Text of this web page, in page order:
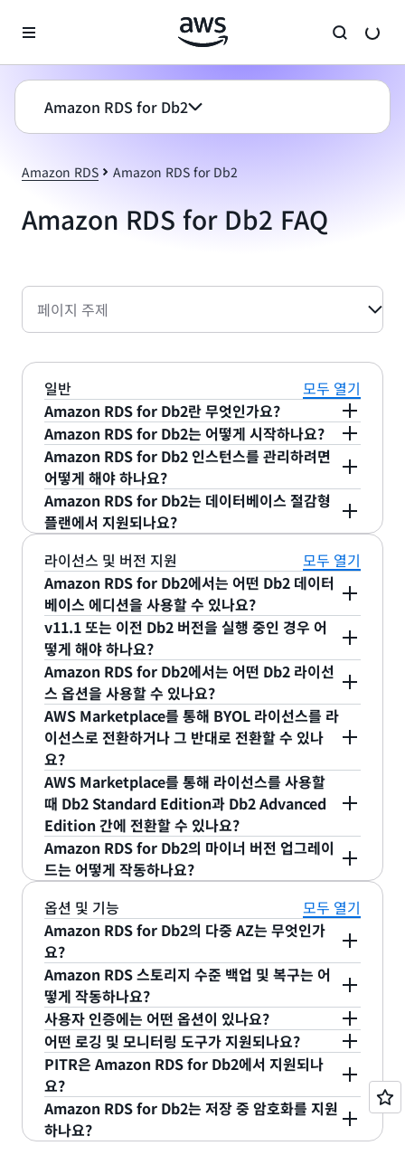
Amazon RDS for Db2
Amazon RDS Amazon RDS for Db2
Amazon RDS for Db2 FAQ
페이지 주제
일반
모두 열기
Amazon RDS for Db2란 무엇인가요?
Amazon Relational Database Service(RDS) for
Db2는 클라우드에서 Db2 배포를 손쉽게 설정, 운영
및 크기 조정할 수 있게 하는 완전관리형, 고가용성의
안전한관계형 데이터베이스엔진입니다.
Amazon RDS for Db2는 어떻게 시작하나요?
AWS Management Console, AWS Command
Line Interface(AWS CLI) 또는 AWS
CloudFormation을 사용해 새로운 Amazon RDS
for Db2 데이터베이스 인스턴스를 생성하여 시작할
수 있습니다. 자세한 내용은
Amazon RDS 인터페이
스 설명서를 참조하세요.
Amazon RDS for Db2 인스턴스를 관리하려면
어떻게 해야 하나요?
AWS Management Console 또는 AWS CLI를 사
용하여 인스턴스를 관리할 수 있습니다. 또한
Amazon CloudWatch를 사용하여
RDS 인스턴스
성능을 모니터링하고Amazon RDS Enhanced
Monitoring을 통해 이벤트 및 로그 활동을 모니터링
할 수 있습니다.
Amazon RDS for Db2는 데이터베이스 절감형
플랜에서 지원되나요?
예. Amazon RDS for Db2 사용량에 대한 데이터베
이스 절감형 플랜을 구매하고 1년 기간에 일정 사용
량을 약정하면 비용을 최대 20% 절감할 수 있습니
다. 적격 사용량에 대한 추가 정보는데이터베이스 절
감형 플랜 요금에서 확인할 수 있습니다.
라이선스 및 버전 지원
모두 열기
Amazon RDS for Db2에서는 어떤 Db2 데이터
베이스 에디션을 사용할 수 있나요?
Amazon RDS for Db2는 Linux, Unix 및
Windows(LUW) 데이터베이스용 Db2 v11.5.9의
Db2 Standard 및 Advanced 에디션을 지원합니다.
v11.1 또는 이전 Db2 버전을 실행 중인 경우 어
떻게 해야 하나요?
v11.1을 사용하는 경우 Amazon RDS for Db2는
v11.1의 스냅샷에서 Amazon RDS for Db2 인스턴
스로의 백업 및 복원을 통해 마이그레이션을 지원합
니다. v11.1 이전 버전을 사용 중인 경우 Amazon
RDS for Db2로 마이그레이션하기 전에 v11.5로 업
그레이드하는 것이 좋습니다.
Amazon RDS for Db2에서는 어떤 Db2 라이선
스 옵션을 사용할 수 있나요?
Amazon RDS for Db2는 기존 보유 라이선스 사용
(BYOL) 모델과 AWS Marketplace를 통해 시간당
라이선스를 구독할 수 있는 기능을 제공합니다.
BYOL을 사용하면 Amazon RDS에서 기존 Db2 라
이선스를 사용할 수 있지만, AWS Marketplace를 통
한 라이선스는 새로운 Db2 라이선스이므로 코어당
시간당 요금으로 사용한 만큼만 비용을 지불하면 됩
니다.
AWS Marketplace를 통해 BYOL 라이선스를 라
이선스로 전환하거나 그 반대로 전환할 수 있나
요?
예. 특정 시점 복원을 사용하고 복원 시 원하는 라이
선스 유형을 선택하여 AWS Marketplace를 통해
BYOL과 라이선스 간에 전환할 수 있습니다. 참고: 라
이선스 유형을 전환할 때는 다운타임이 필요합니다.
AWS Marketplace를 통해 라이선스를 사용할
때 Db2 Standard Edition과 Db2 Advanced
Edition 간에 전환할 수 있나요?
예. 특정 시점 복원을 사용하고 복원할 때 원하는 에
디션을 선택하여 Db2Standard Edition과 Db2
Advanced Edition
간에 전환할 수 있습니다. 참고:
데이터베이스 버전을 전환할 때는 다운타임이 필요합
니다.
Amazon RDS for Db2의 마이너 버전 업그레이
드는 어떻게 작동하나요?
마이너 버전 업그레이드의 경우
엔진 버전을 수동으
로 수정하도록 선택하거나 자동 마이너 버전 업그레
이드
옵션 및 기능
모두 열기
Amazon RDS for Db2의 다중 AZ는 무엇인가
요?
Amazon RDS for Db2는 기본 데이터베이스와 동일
한 AWS 리전에 하나의 예비 복제본을 다른 가용 영
역(AZ)에 배치하여다중 AZ 배포를 제공합니다. 동기
식 복제를 사용하여 대기 데이터베이스의 데이터를
최신 상태로 유지합니다. 장애가 발생할 경우 기본 데
이터베이스는 데이터 손실 없이, 그리고 수동 개입 없
이 60초 이내에 대기 데이터베이스로 대체 작동됩니
다.
Amazon RDS 스토리지 수준 백업 및 복구는 어
떻게 작동하나요?
Amazon RDS for Db2는 매일 스토리지 수준 스냅
샷을 자동으로 생성합니다. 아카이브 로그는 5분마다
추출되어 업로드됩니다. 스냅샷은 최대 35일 동안 보
관됩니다. 스냅샷을 사용하여 데이터베이스 관리 시
스템(DBMS)을 복구하거나 시점 복구(PITR)를 사용
하여 다른 리전에 DBMS의 복제본을 생성할 수 있습
사용자 인증에는 어떤 옵션이 있나요?
Kerberos를 통해 로컬 사용자 인증 및AWS
Managed Microsoft Active Directory(AD)를 지원
합니다.
어떤 로깅 및 모니터링 도구가 지원되나요?
Amazon RDS Enhanced Monitoring및
CloudWatch가 Amazon RDS for Db2에서 지원됩
니다. Db2 진단 로그는CloudWatch에서 사용할 수
있습니다. 자세한 내용은DB 인스턴스의 지표 모니터
PITR은 Amazon RDS for Db2에서 지원되나
요?
예, Amazon RDS for Db2는 동일한 리전에서 PITR
을 지원합니다.
Amazon RDS for Db2는 저장 중 암호화를 지원
하나요?